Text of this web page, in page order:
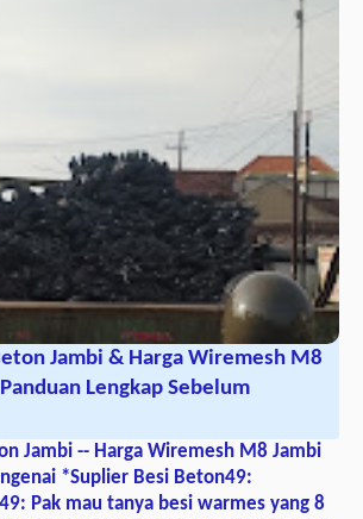
Jambi & Harga Wiremesh M8
Lengkap Sebelum
Jambi -- Harga Wiremesh M8 Jambi
*Suplier Besi Beton49:
Pak mau tanya besi warmes yang 8